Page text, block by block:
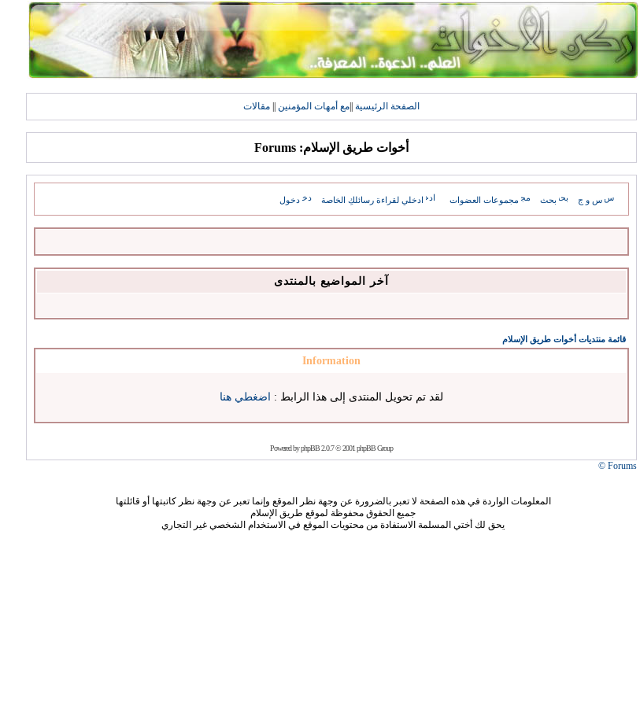
الصفحة الرئيسية مع أمهات المؤمنين مقالات
أخوات طريق الإسلام: Forums
س و ج بحث مجموعات العضوات ادخلي لقراءة رسائلكِ الخاصة دخول
آخر المواضيع بالمنتدى
قائمة منتديات أخوات طريق الإسلام
Information
لقد تم تحويل المنتدى إلى هذا الرابط : اضغطي هنا
Powered byphpBB2.0.7 © 2001 phpBB Group
Forums ©
المعلومات الواردة في هذه الصفحة لا تعبر بالضرورة عن وجهة نظر الموقع وإنما تعبر عن وجهة نظر كاتبتها أو قائلتها
جميع الحقوق محفوظة لموقع طريق الإسلام
يحق لك أختي المسلمة الاستفادة من محتويات الموقع في الاستخدام الشخصي غير التجاري